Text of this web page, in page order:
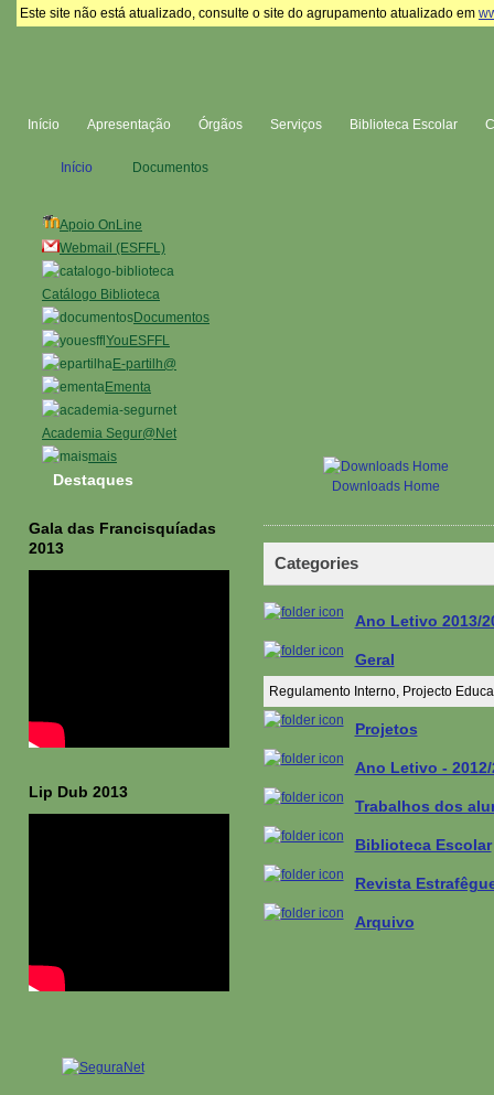
Este site não está atualizado, consulte o site do agrupamento atualizado em
Início Apresentação Órgãos Serviços Biblioteca Escolar
Apoio OnLine
Webmail (ESFFL)
Catálogo Biblioteca
Documentos
YouESFFL
E-partilh@
Ementa
Academia Segur@Net
mais
Início Documentos
Downloads Home
Categories
Ano Letivo 2013/
Geral
Regulamento Interno, Projecto
Projetos
Ano Letivo - 2012/
Trabalhos dos
Biblioteca Escolar
Revista
Arquivo
Destaques
Gala das Francisquíadas
2013
Lip Dub 2013